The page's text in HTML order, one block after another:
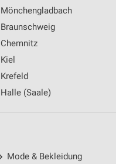
Mönchengladbach
Braunschweig
Chemnitz
Kiel
Krefeld
Halle (Saale)
Mode & Bekleidung